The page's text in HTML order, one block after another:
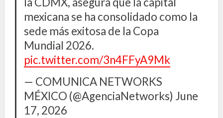
mexicana se ha consolidado como la
sede más exitosa de la Copa
Mundial 2026.
pic.twitter.com/3n4FFyA9Mk
— COMUNICA NETWORKS
MÉXICO (@AgenciaNetworks) June
17, 2026